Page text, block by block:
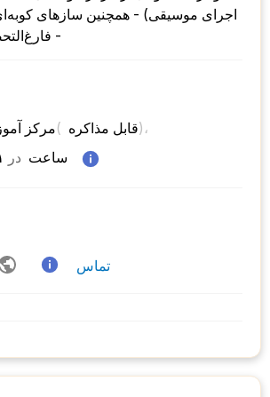
- فارغ‌التحصیل خواهم شد.
مرکز ( قابل مذاکره )،
در ساعت
تماس